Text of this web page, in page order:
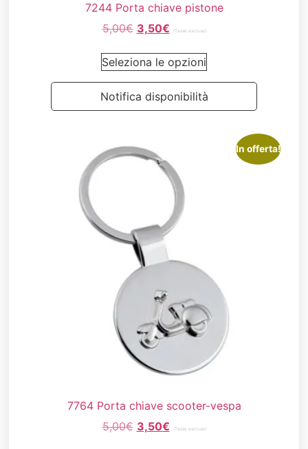
7244 Porta chiave pistone
5,00€ 3,50€ (Tasse escluse)
Seleziona le opzioni
Notifica disponibilità
In offerta!
7764 Porta chiave scooter-vespa
5,00€ 3,50€ (Tasse escluse)